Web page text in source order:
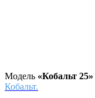
Модель «Кобальт 25»
Кобальт.